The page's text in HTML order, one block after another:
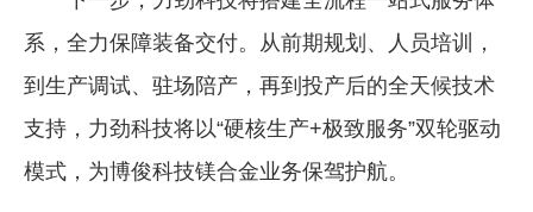
系，全力保障装备交付。从前期规划、人员培训，
到生产调试、驻场陪产，再到投产后的全天候技术
支持，力劲科技将以“硬核生产+极致服务”双轮驱动
模式，为博俊科技镁合金业务保驾护航。